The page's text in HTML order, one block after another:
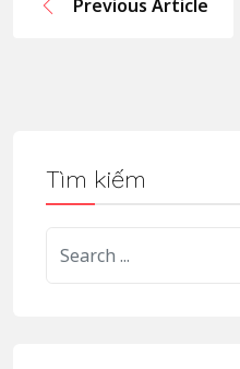
Previous Article
Tìm kiếm